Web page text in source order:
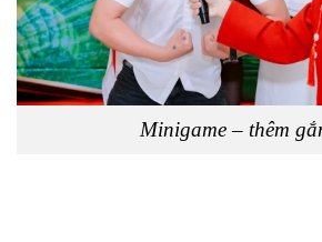
Minigame – thêm